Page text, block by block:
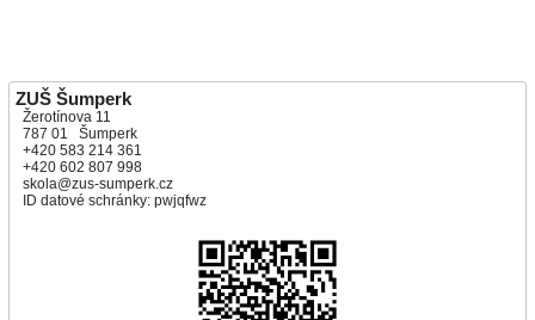
ZUŠ Šumperk
Žerotínova 11
787 01 Šumperk
+420 583 214 361
+420 602 807 998
skola@zus-sumperk.cz
ID datové schránky: pwjqfwz